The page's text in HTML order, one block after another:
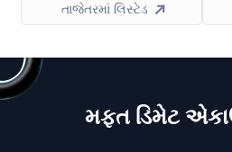
તાજેતરમાં લિસ્ટેડ
મફત ડિમેટ